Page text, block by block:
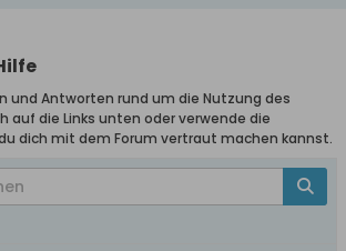
und Antworten rund um die Nutzung des
auf die Links unten oder verwende die
dich mit dem Forum vertraut machen kannst.